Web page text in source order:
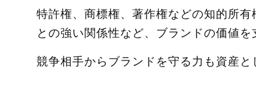
特許権、商標権、著作権などの知的所
との強い関係性など、ブランドの価値
競争相手からブランドを守る力も資産と